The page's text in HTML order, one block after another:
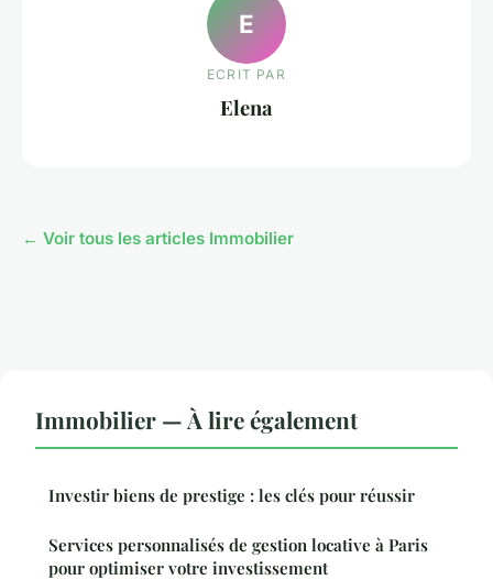
E
ECRIT PAR
Elena
← Voir tous les articles Immobilier
Immobilier — À lire également
Investir biens de prestige : les clés pour réussir
Services personnalisés de gestion locative à Paris
pour optimiser votre investissement